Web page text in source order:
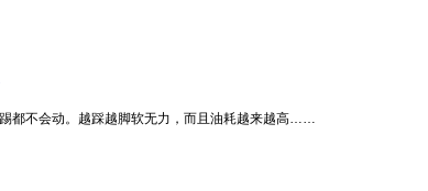
都不会动。越踩越脚软无力，而且油耗越来越高……